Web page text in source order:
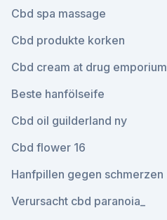
Cbd spa massage
Cbd produkte korken
Cbd cream at drug emporium
Beste hanfölseife
Cbd oil guilderland ny
Cbd flower 16
Hanfpillen gegen schmerzen
Verursacht cbd paranoia_